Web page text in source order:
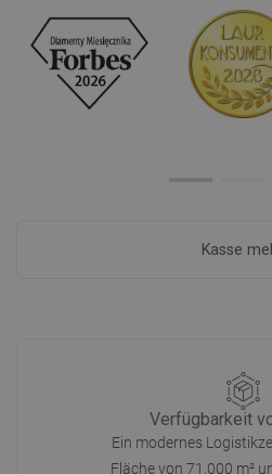
Kasse
Verfügbarkeit
Ein modernes
Fläche von 71.000 m²